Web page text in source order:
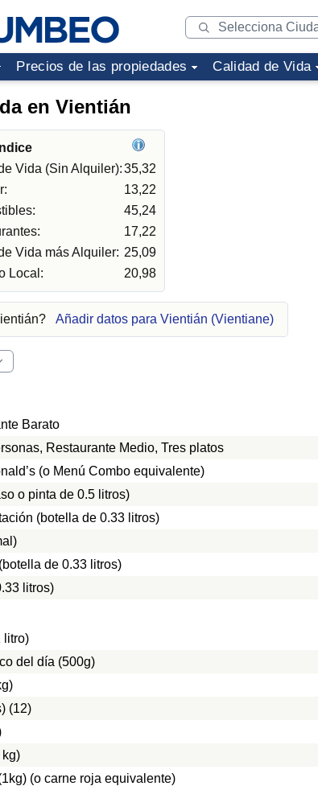
Precios de las propiedades Calidad de Vida
en Vientián
Índice
Vida (Sin Alquiler):35,32
13,22
45,24
17,22
Vida más Alquiler: 25,09
Local:
20,98
Añadir datos para Vientián (Vientiane)
Barato
Restaurante Medio, Tres platos
(o Menú Combo equivalente)
o pinta de 0.5 litros)
(botella de 0.33 litros)
de 0.33 litros)
litros)
litro)
del día (500g)
(12)
kg)
(o carne roja equivalente)